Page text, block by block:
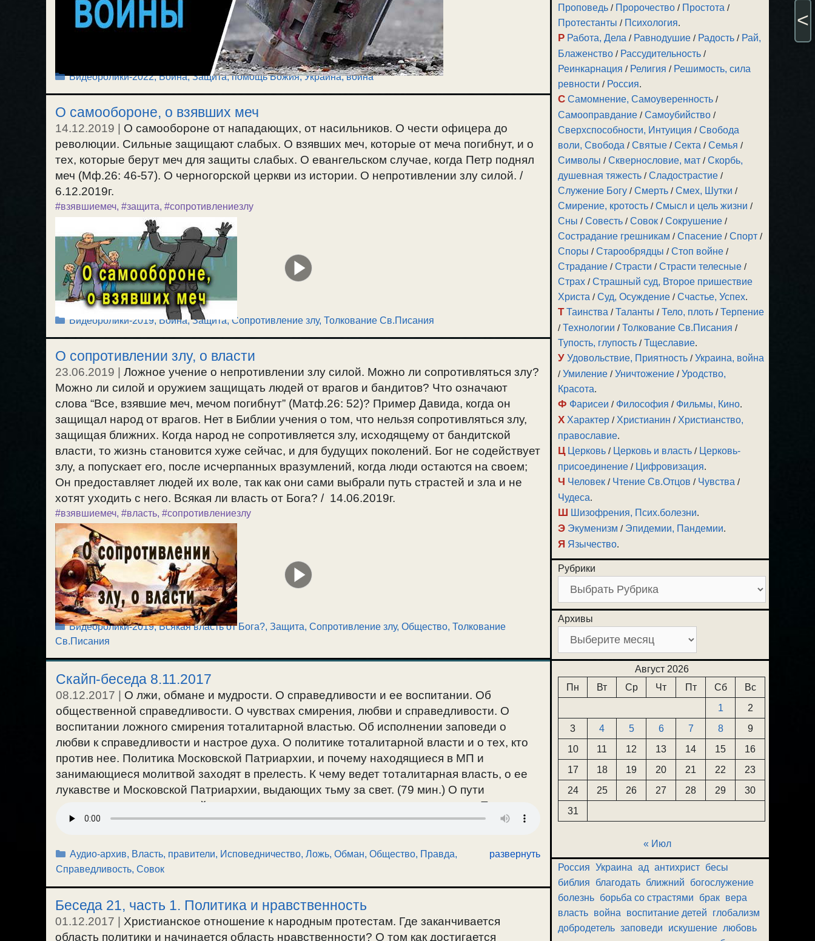
Рубрики
Видеоролики-2022,Война,Защита, помощь Божия,Украина, война
О самообороне, о взявших меч
14.12.2019
О самообороне от нападающих, от насильников. О чести офицера до
революции. Сильные защищают слабых. О взявших меч, которые от меча погибнут, и о
тех, которые берут меч для защиты слабых. О евангельском случае, когда Петр поднял
меч (Мф.26: 46-57). О черногорской церкви из истории. О непротивлении злу силой. /
6.12.2019г.
#взявшиемеч, #защита, #сопротивлениезлу
Рубрики
Видеоролики-2019,Война,Защита, Сопротивление злу, Толкование Св.Писания
О сопротивлении злу, о власти
23.06.2019 | Ложное учение о непротивлении злу силой. Можно ли сопротивляться злу?
Можно ли силой и оружием защищать людей от врагов и бандитов? Что означают
слова “Все, взявшие меч, мечом погибнут” (Матф.26: 52)? Пример Давида, когда он
защищал народ от врагов. Нет в Библии учения о том, что нельзя сопротивляться злу,
защищая ближних. Когда народ не сопротивляется злу, исходящему от бандитской
власти, то жизнь становится хуже сейчас, и для будущих поколений. Бог не содействует
злу, а попускает его, после исчерпанных вразумлений, когда люди остаются на своем;
Он предоставляет людей их воле, так как они сами выбрали путь страстей и зла и не
хотят уходить с него. Всякая ли власть от Бога? / 14.06.2019г.
#взявшиемеч, #власть, #сопротивлениезлу
Рубрики
Видеоролики-2019,Всякая власть от Бога?, Защита, Сопротивление злу, Общество, Толкование
Св.Писания
Скайп-беседа 8.11.2017
08.12.2017
О лжи, обмане и мудрости. О справедливости и ее воспитании. Об
общественной справедливости. О чувствах смирения, любви и справедливости. О
воспитании ложного смирения тоталитарной властью. Об исполнении заповеди о
любви к справедливости и настрое духа. О политике тоталитарной власти и о тех, кто
против нее. Политика Московской Патриархии, и почему находящиеся в МП и
занимающиеся молитвой заходят в прелесть. К чему ведет тоталитарная власть, о ее
лукавстве и Московской Патриархии, выдающих тьму за свет. (79 мин.) О пути
исповедничества при такой власти, и как пророки стояли за справедливость. Путь совка
— рабство и несправедливость. Путь изменения общества к лучшему. О
о богоугодной ненависти. О наказании злодеев, и о взявших меч. (102 мин.) Если в
обществе попирается заповедь о любви к справедливости и правде, — оно
самоуничтожается. / 8.11.2017г.
Рубрики
Аудио-архив, Власть, правители, Исповедничество, Ложь, Обман, Общество, Правда,
Справедливость, Совок
развернуть
Беседа 21, часть 1. Политика и нравственность
01.12.2017
Христианское отношение к народным протестам. Где заканчивается
область политики и начинается область нравственности? О том как достигается
Проповедь / Пророчество / Простота /
Протестанты / Психология.
Р Работа, Дела / Равнодушие / Радость / Рай,
Блаженство / Рассудительность /
Реинкарнация / Религия / Решимость, сила
ревности / Россия.
С Самомнение, Самоуверенность /
Самооправдание /Самоубийство /
Сверхспособности, Интуиция /Свобода
воли, Свобода /Святые /Секта /Семья /
Символы /Сквернословие, мат /Скорбь,
душевная тяжесть /Сладострастие /
Служение Богу /Смерть /Смех, Шутки /
Смирение, кротость /Смысл и цель жизни /
Сны /Совесть /Совок /Сокрушение /
Сострадание грешникам /Спасение /Спорт /
Споры /Старообрядцы /Стоп войне /
Страдание /Страсти /Страсти телесные /
Страх /Страшный суд, Второе пришествие
Христа /Суд, Осуждение /Счастье, Успех.
Т Таинства /Таланты /Тело, плоть /Терпение
/Технологии /Толкование Св.Писания /
Тупость, глупость /Тщеславие.
У Удовольствие, Приятность /Украина, война
/Умиление /Уничтожение /Уродство,
Красота.
Ф Фарисеи / Философия / Фильмы, Кино.
Х Характер / Христианин / Христианство,
православие.
Ц Церковь / Церковь и власть / Церковь-
присоединение / Цифровизация.
Ч Человек / Чтение Св.Отцов / Чувства /
Чудеса.
Ш Шизофрения, Псих.болезни.
Э Экуменизм / Эпидемии, Пандемии.
Я Язычество.
Рубрики
Архивы
Август 2026
Пн
Вт Ср Чт Пт Сб
Вс
1
2
3
4 5 6 7 8
9
10
11 12 13 14 15
16
17
18 19 20 21 22
23
24
25 26 27 28 29
30
31
« Июл
Россия Украина ад антихрист бесы
библия
благодать ближний
богослужение
болезнь борьба со страстями брак вера
власть война воспитание детей
глобализм
добродетель заповеди искушение любовь
<